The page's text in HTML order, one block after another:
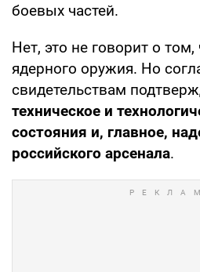
боевых частей.
Нет, это не говорит о
ядерного оружия. Но
свидетельствам
техническое и
состояния и, главное,
российского арсенала.